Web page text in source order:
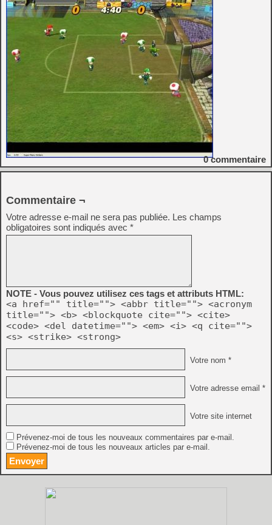
0commentaire
Commentaire ¬
Votre adresse e-mail ne sera pas publiée. Les champs
obligatoires sont indiqués avec *
NOTE - Vous pouvez utilisez ces tags et attributs HTML:
<a href="" title=""> <abbr title=""> <acronym
title=""> <b> <blockquote cite=""> <cite>
<code> <del datetime=""> <em> <i> <q cite="">
<s> <strike> <strong>
Votre nom *
Votre adresse email *
Votre site internet
Prévenez-moi de tous les nouveaux commentaires par e-mail.
Prévenez-moi de tous les nouveaux articles par e-mail.